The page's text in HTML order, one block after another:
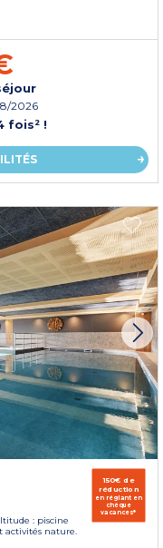
2026
fois² !
: piscine
activités nature.
150€ de
réduction
en réglant en
chèque
vacances*